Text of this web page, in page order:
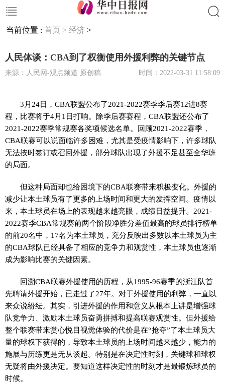
当前位置 : 首页 > 经济 >
人民体谈：CBA到了权衡使用外援利弊的关键节点
来源：人民网-观点频道 原创稿 时间：2022-03-31 11:58:09
3月24日，CBA联盟公布了2021-2022赛季季后赛12进8赛
程，比赛将于4月1日打响。除季后赛赛程，CBA联盟还公布了
2021-2022赛季常规赛各奖项候选名单。回顾2021-2022赛季，
CBA联赛可以说面临许多困难，尤其是受疫情影响下，许多球队
无法按时签订或召回外援，部分球队出现了外援不足甚至全华班
的局面。
但这种局面却也给困境下的CBA联赛带来积极变化。外援的
减少让本土球员有了更多的上场时间和更大的发挥空间。疫情以
来，本土球员在场上的表现越来越亮眼，成绩日益提升。2021-
2022赛季CBA常规赛前两个阶段净胜分差值最高的球员排行榜单
的前20名中，17名为本土球员，充分反映出多数以本土球员为主
的CBA球队已经具备了相应的竞争力和观赏性，本土球员也逐渐
成为影响比赛的关键因素。
回溯CBA联赛外援使用的历程，从1995-96赛季的浙江队首
先聘请外援开始，已走过了27年。对于外援使用的利弊，一直以
来众说纷纭。其实，引进外援的作用和意义从根本上讲是增强球
队竞争力、激励本土球员奋勇拼搏和提高联赛观赏性。但外援给
整个联赛带来赏心悦目视觉体验的代价是在“抢夺”了本土球员大
量的球权下获得的，导致本土球员的上场时间越来越少，能力的
施展与历练更是无从谈起。特别是在决定性时刻，关键球和球权
无疑将由外援决定。要知道这样决定性的时刻才是最锻炼球员的
时候。